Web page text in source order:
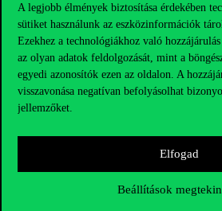
A legjobb élmények biztosítása érdekében
sütiket használunk az eszközinformációk
Ezekhez a technológiákhoz való
az olyan adatok feldolgozását, mint a
egyedi azonosítók ezen az oldalon. A
visszavonása negatívan befolyásolhat
jellemzőket.
Elfogad
Beállítások
Elérhetőségek
Kérdésed van a felvételivel kapcsolatban?